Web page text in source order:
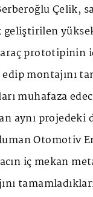
Çelik,
geliştirilen
prototipinin
montajını
muhafaza
aynı projedeki
Otomotiv
iç mekan